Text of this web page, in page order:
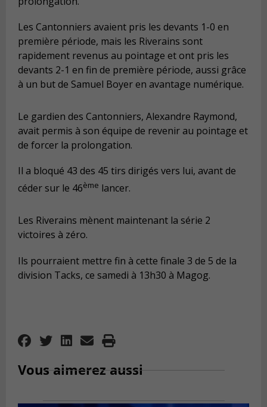
Les Cantonniers avaient pris les devants 1-0 en
première période, mais les Riverains sont
rapidement revenus au pointage et ont pris les
devants 2-1 en fin de première période, aussi grâce
à un but de Samuel Boyer en avantage numérique.
Le gardien des Cantonniers, Alexandre Raymond,
avait permis à son équipe de revenir au pointage et
de forcer la prolongation.
Il a bloqué 43 des 45 tirs dirigés vers lui, avant de
céder sur le 46ème lancer.
Les Riverains mènent maintenant la série 2
victoires à zéro.
Ils pourraient mettre fin à cette finale 3 de 5 de la
division Tacks, ce samedi à 13h30 à Magog.
Vous aimerez aussi